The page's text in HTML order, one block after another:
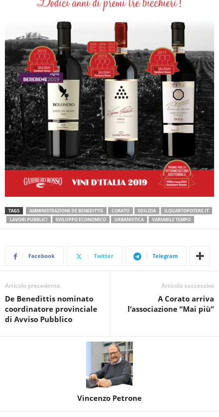
TAGS AMMINISTRAZIONE DE BENEDITTIS CORATO EDILIZIA
ILQUARTOPOTERE.IT
LAVORI PUBBLICI
SVILUPPO ECONOMICO URBANISTICA VARIABILE TEMPO
Facebook Twitter Telegram
Articolo precedente
De Benedittis nominato
coordinatore provinciale
di Avviso Pubblico
Articolo successivo
A Corato arriva
l’associazione “Mai più”
Vincenzo Petrone